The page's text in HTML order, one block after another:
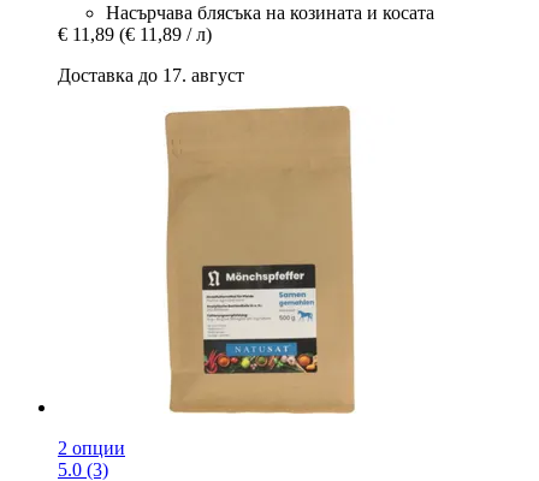
Насърчава блясъка на козината и косата
€ 11,89 (€ 11,89 / л)
Доставка до 17. август
2 опции
5.0 (3)